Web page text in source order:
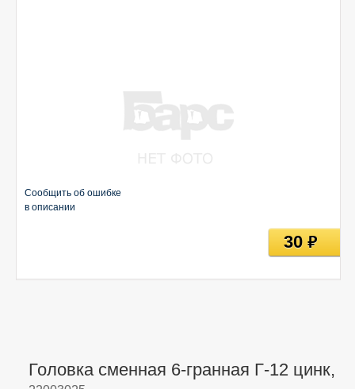
Головка сменная 6-гранная Г-12 цинк,
Сообщить об ошибке
в описании
30руб